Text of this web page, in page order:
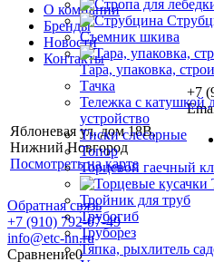
Съемник шкива
Тара, упаковка,
Тачка
Тележка с катушкой
устройство
Тиски слесарные
Топор
Торцевой гаечный
Тройник для труб
Трубогиб
Труборез
Тяпка, рыхлитель
О компании
Бренды
Новости
Контакты
Яблоневая ул. дом 18В,
Нижний Новгород
Посмотреть на карте
+7
Обратная связь
+7 (910) 792-07-49
info@etc-nn.ru
Сравнение0